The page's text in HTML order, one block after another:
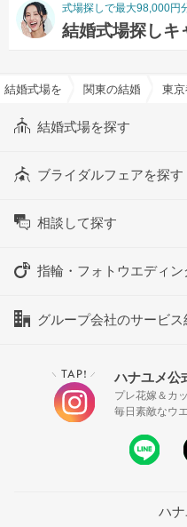
式場探しで最大98,000円
結婚式場探しキ
結婚式場を探すならハナユメ
関東の結婚式場東
結婚式場を探す
ブライダルフェアを探す
相談して探す
指輪・フォトウエディン
グループ会社のサービス
＼ TAP! ／ ハナユメ公
プレ花嫁＆カ
毎日素敵なウ
ハ